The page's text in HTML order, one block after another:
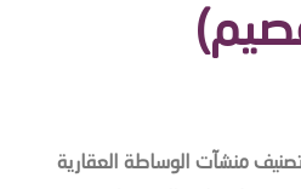
منشآت الوساطة العقارية